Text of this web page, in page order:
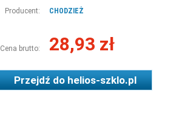
Producent: CHODZIEŻ
Cena brutto: 28,93 zł
Przejdź dohelios-szklo.pl